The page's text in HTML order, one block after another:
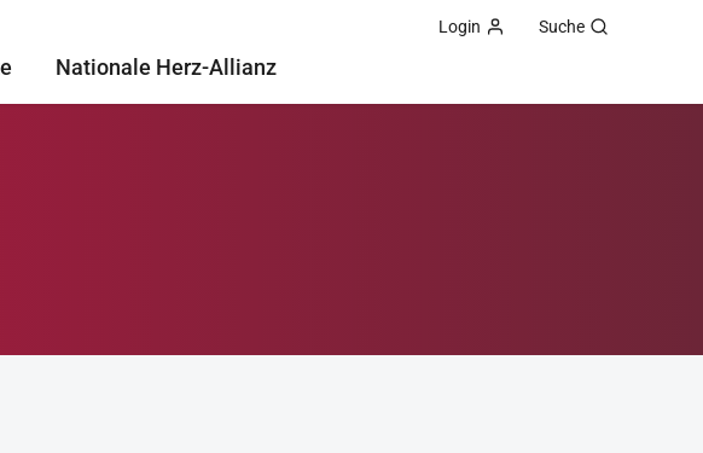
Nationale Herz-Allianz
Login Suche